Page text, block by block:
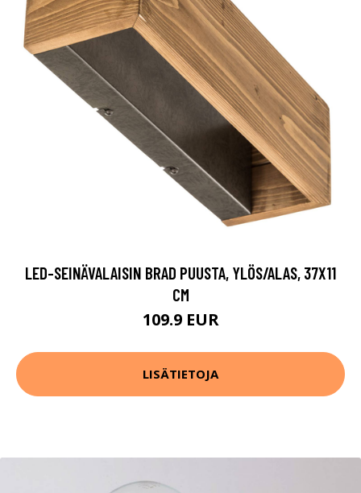
LED-SEINÄVALAISIN BRAD PUUSTA, YLÖS/ALAS, 37X11
CM
109.9 EUR
LISÄTIETOJA